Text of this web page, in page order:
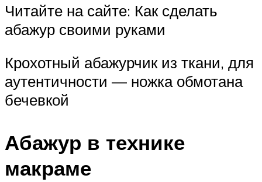
Читайте на сайте: Как сделать
абажур своими руками
Крохотный абажурчик из ткани, для
аутентичности — ножка обмотана
бечевкой
Абажур в технике
макраме